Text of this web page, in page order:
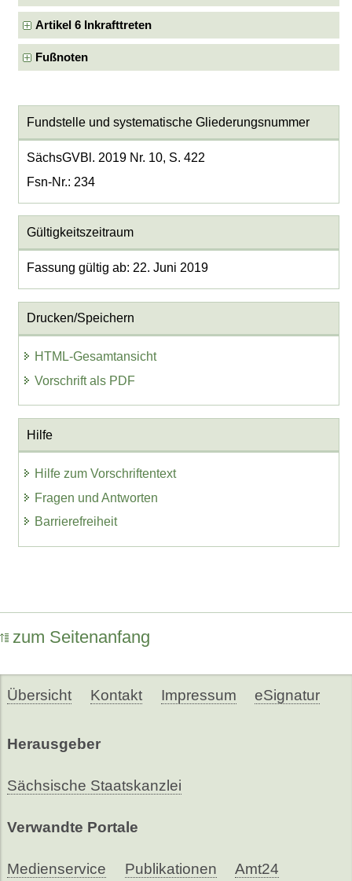
Artikel 6 Inkrafttreten
Fußnoten
Fundstelle und systematische Gliederungsnummer
SächsGVBl. 2019 Nr. 10, S. 422
Fsn-Nr.: 234
Gültigkeitszeitraum
Fassung gültig ab: 22. Juni 2019
Drucken/Speichern
HTML-Gesamtansicht
Vorschrift als PDF
Hilfe
Hilfe zum Vorschriftentext
Fragen und Antworten
Barrierefreiheit
zum Seitenanfang
Übersicht Kontakt Impressum eSignatur
Herausgeber
Sächsische Staatskanzlei
Verwandte Portale
Medienservice Publikationen Amt24